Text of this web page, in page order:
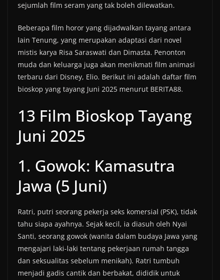
sejumlah film seram yang tak boleh dilewatkan.
Beberapa film horor yang dijadwalkan tayang antara
lain Tenung, yang merupakan adaptasi dari novel
mistis karya Risa Saraswati dan Dimasta. Penonton
muda dan keluarga juga akan menikmati film animasi
terbaru dari Disney, Elio. Berikut ini adalah daftar film
bioskop yang tayang Juni 2025 menurut BERITA88.
13 Film Bioskop Tayang
Juni 2025
1. Gowok: Kamasutra
Jawa (5 Juni)
Ratri, putri seorang pekerja seks komersial (PSK), tidak
tahu siapa ayahnya. Sejak kecil, ia diasuh oleh Nyai
Santi, seorang gowok (wanita dalam budaya Jawa yang
mengajari laki-laki tentang pekerjaan rumah tangga
dan seksualitas sebelum menikah). Ratri tumbuh
menjadi gadis cantik dan berbakat, dididik untuk